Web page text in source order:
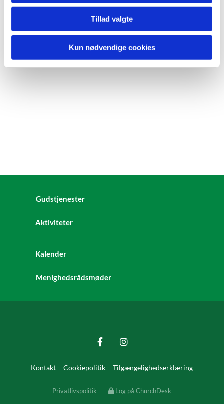
Tillad valgte
Kun nødvendige cookies
Gudstjenester
Aktiviteter
Kalender
Menighedsrådsmøder
Kontakt Cookiepolitik Tilgængelighedserklæring
Privatlivspolitik Log på ChurchDesk